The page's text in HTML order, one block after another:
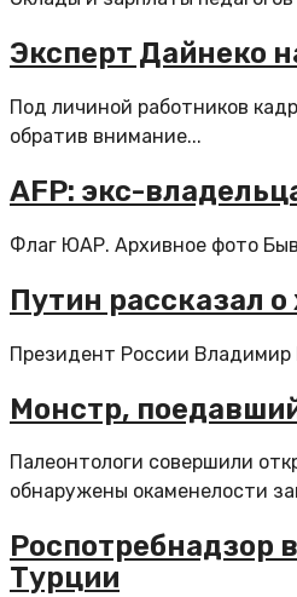
Эксперт Дайнеко
Под личиной работников
обратив внимание...
AFP: экс-
Флаг ЮАР. Архивное фото
Путин рассказал
Президент России
Монстр,
Палеонтологи совершили
обнаружены окаменелости
Роспотребнадзор
Турции